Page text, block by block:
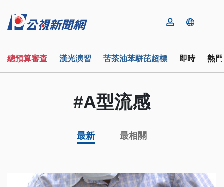
總預算審查 漢光演習 苦茶油苯駢芘超標 即時 熱
#A型流感
最新 最相關